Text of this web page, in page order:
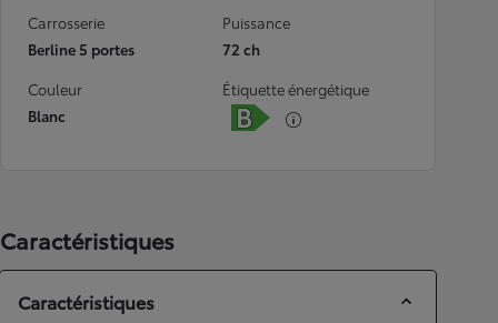
Carrosserie
Berline 5 portes
Puissance
72 ch
Couleur
Blanc
Étiquette énergétique
Caractéristiques
Caractéristiques